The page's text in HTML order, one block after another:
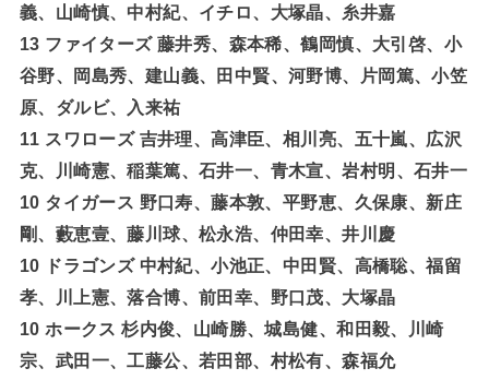
義、山崎慎、中村紀、イチロ、大塚晶、糸井嘉
13 ファイターズ 藤井秀、森本稀、鶴岡慎、大引啓、小
谷野、岡島秀、建山義、田中賢、河野博、片岡篤、小笠
原、ダルビ、入来祐
11 スワローズ 吉井理、高津臣、相川亮、五十嵐、広沢
克、川崎憲、稲葉篤、石井一、青木宣、岩村明、石井一
10 タイガース 野口寿、藤本敦、平野恵、久保康、新庄
剛、藪恵壹、藤川球、松永浩、仲田幸、井川慶
10 ドラゴンズ 中村紀、小池正、中田賢、高橋聡、福留
孝、川上憲、落合博、前田幸、野口茂、大塚晶
10 ホークス 杉内俊、山崎勝、城島健、和田毅、川崎
宗、武田一、工藤公、若田部、村松有、森福允